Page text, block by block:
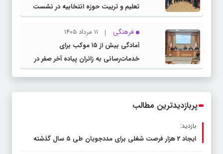
تعلیم و تربیت حوزه انتخابیه در نشست
مشترک عضو کمیسیون آموزش مجلس با
مدیرکل آموزش و پرورش خراسان رضوی
فرهنگی
11 مرداد 1405
آمادگی بیش از ۱۵ موکب برای
خدمات‌رسانی به زائران پیاده آخر صفر در
شهرستان چناران
پربازدیدترین مطالب
بازدید:
ایجاد 2 هزار فرصت شغلی برای مددجویان طی ۵ سال گذشته